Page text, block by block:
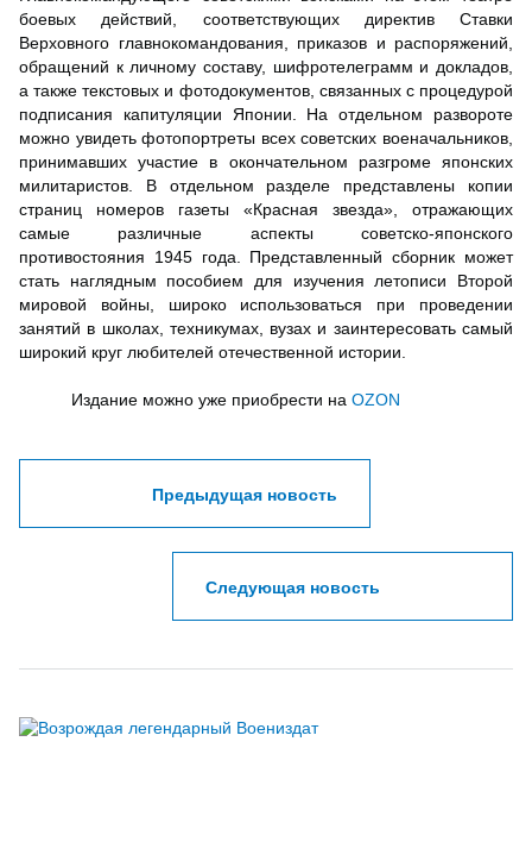
боевых действий, соответствующих директив Ставки
Верховного главнокомандования, приказов и распоряжений,
обращений к личному составу, шифротелеграмм и докладов,
а также текстовых и фотодокументов, связанных с процедурой
подписания капитуляции Японии. На отдельном развороте
можно увидеть фотопортреты всех советских военачальников,
принимавших участие в окончательном разгроме японских
милитаристов. В отдельном разделе представлены копии
страниц номеров газеты «Красная звезда», отражающих
самые различные аспекты советско-японского
противостояния 1945 года. Представленный сборник может
стать наглядным пособием для изучения летописи Второй
мировой войны, широко использоваться при проведении
занятий в школах, техникумах, вузах и заинтересовать самый
широкий круг любителей отечественной истории.
Издание можно уже приобрести на OZON
Предыдущая новость
Следующая новость